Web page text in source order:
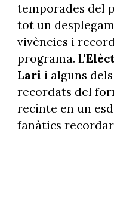
temporades del
tot un
vivències i
programa. L'
Lari i alguns
recordats del
recinte en un
fanàtics